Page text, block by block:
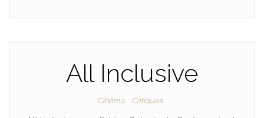
All Inclusive
Cinéma Critiques